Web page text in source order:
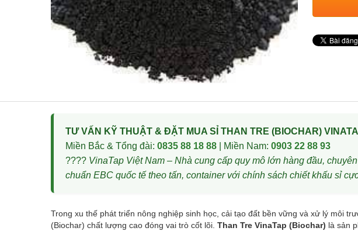
TƯ VẤN KỸ THUẬT & ĐẶT MUA SỈ THAN TRE (BIOCHAR)
Miền Bắc & Tổng đài: 0835 88 18 88 | Miền Nam: 0903 22 88 93
???? VinaTap Việt Nam – Nhà cung cấp quy mô lớn hàng đầu,
chuẩn EBC quốc tế theo tấn, container với chính sách chiết khấu sỉ
Trong xu thế phát triển nông nghiệp sinh học, cải tạo đất bền vững và xử lý môi
(Biochar) chất lượng cao đóng vai trò cốt lõi. Than Tre VinaTap (Biochar) là sản